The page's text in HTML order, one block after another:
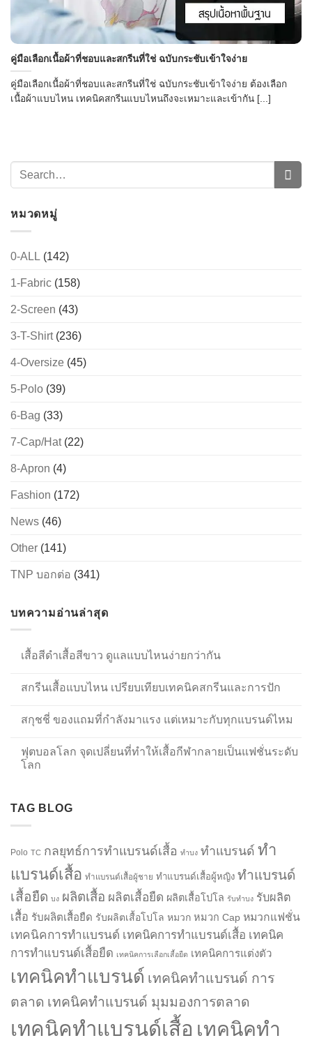
คู่มือเลือกเนื้อผ้าที่ชอบและสกรีนที่ใช่ ฉบับกระชับเข้าใจง่าย
คู่มือเลือกเนื้อผ้าที่ชอบและสกรีนที่ใช่ ฉบับกระชับเข้าใจง่าย ต้องเลือก
เนื้อผ้าแบบไหน เทคนิคสกรีนแบบไหนถึงจะเหมาะและเข้ากัน [...]
หมวดหมู่
0-ALL (142)
1-Fabric (158)
2-Screen (43)
3-T-Shirt(236)
4-Oversize (45)
5-Polo (39)
6-Bag (33)
7-Cap/Hat(22)
8-Apron (4)
Fashion (172)
News (46)
Other (141)
TNP บอกต่อ (341)
บทความอ่านล่าสุด
เสื้อสีดำเสื้อสีขาว ดูแลแบบไหนง่ายกว่ากัน
สกรีนเสื้อแบบไหน เปรียบเทียบเทคนิคสกรีนและการปัก
สกุชชี่ ของแถมที่กำลังมาแรง แต่เหมาะกับทุกแบรนด์ไหม
ฟุตบอลโลก จุดเปลี่ยนที่ทำให้เสื้อกีฬากลายเป็นแฟชั่นระดับ
โลก
TAG BLOG
Polo TC กลยุทธ์การทำแบรนด์เสื้อ ทำบง ทำแบรนด์ ทำ
แบรนด์เสื้อ ทำแบรนด์เสื้อผู้ชาย ทำแบรนด์เสื้อผู้หญิง ทำแบรนด์
เสื้อยืด บง ผลิตเสื้อ ผลิตเสื้อยืด ผลิตเสื้อโปโล รับทำบง รับผลิต
เสื้อ รับผลิตเสื้อยืด รับผลิตเสื้อโปโล หมวก หมวก Cap หมวกแฟชั่น
เทคนิคการทำแบรนด์ เทคนิคการทำแบรนด์เสื้อ เทคนิค
การทำแบรนด์เสื้อยืด เทคนิคการเลือกเสื้อยืด เทคนิคการแต่งตัว
เทคนิคทำแบรนด์ เทคนิคทำแบรนด์ การ
ตลาด เทคนิคทำแบรนด์ มุมมองการตลาด
เทคนิคทำแบรนด์เสื้อ เทคนิคทำ